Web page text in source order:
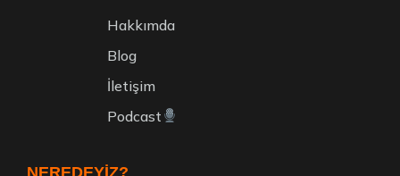
Hakkımda
Blog
İletişim
Podcast
NEREDEYIZ?